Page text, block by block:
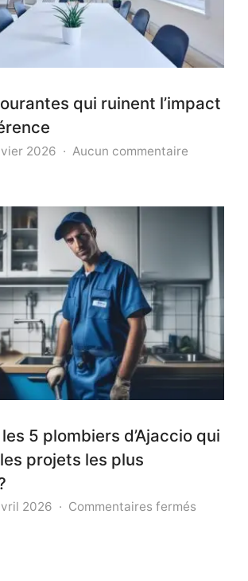
qui ruinent l’impact
2026 Aucun commentaire
5 plombiers d’Ajaccio qui
projets les plus
2026 Commentaires fermés